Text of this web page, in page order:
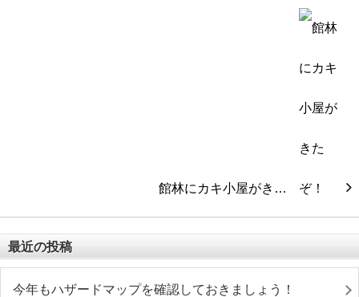
館林にカキ小屋がき…
最近の投稿
今年もハザードマップを確認しておきましょう！